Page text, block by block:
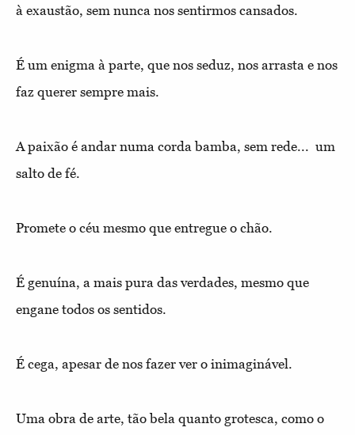
à exaustão, sem nunca nos sentirmos cansados.
É um enigma à parte, que nos seduz, nos arrasta e nos
faz querer sempre mais.
A paixão é andar numa corda bamba, sem rede... um
salto de fé.
Promete o céu mesmo que entregue o chão.
É genuína, a mais pura das verdades, mesmo que
engane todos os sentidos.
É cega, apesar de nos fazer ver o inimaginável.
Uma obra de arte, tão bela quanto grotesca, como o